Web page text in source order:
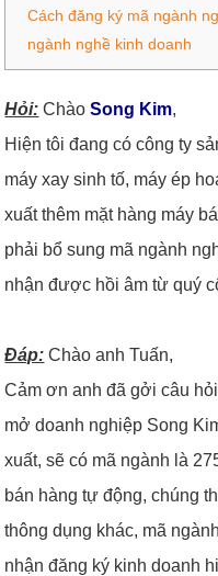
Cách đăng ký mã ngành
ngành nghề kinh doanh
Hỏi: ChàoSong Kim,
Hiện tôi đang có công ty
máy xay sinh tố, máy ép
xuất thêm mặt hàng máy
phải bổ sung mã ngành
nhận được hồi âm từ quý
Đáp: Chào anh Tuấn,
Cảm ơn anh đã gởi câu
mở doanh nghiệp Song
xuất, sẽ có mã ngành là
bán hàng tự động, chúng
thông dụng khác, mã
nhận đăng ký kinh doanh